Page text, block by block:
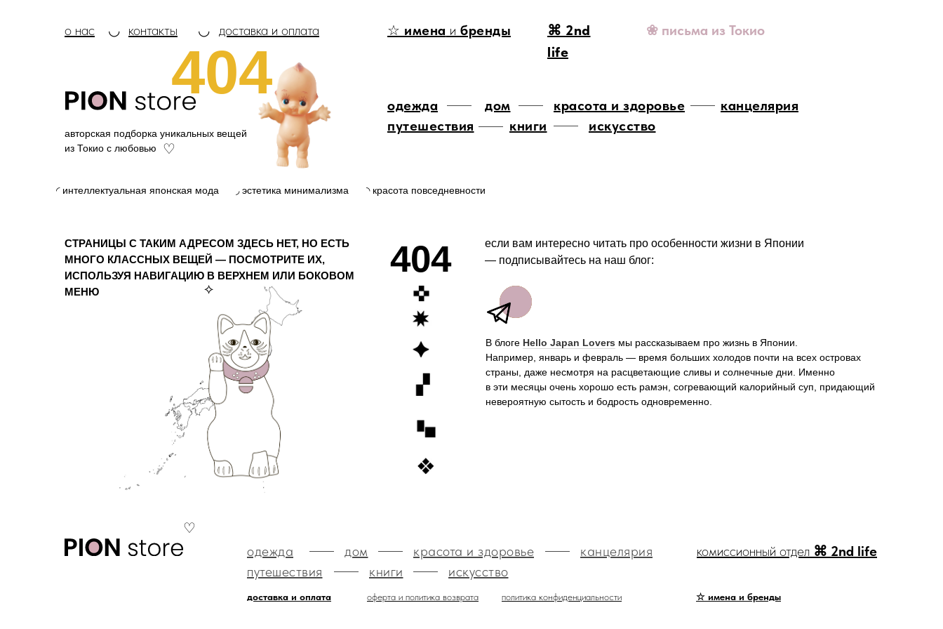
книги искусство
дом канцелярия
красота и здоровье
одежда
путешествия
авторская подборка уникальных вещей
из Токио с любовью
♡
◝ красота повседневности
◜ интеллектуальная японская мода ◞ эстетика минимализма
404
⌘ 2nd
life
☆ имена и бренды
доставка и оплата
◡ ◡
контакты
о нас ❀ письма из Токио
СТРАНИЦЫ С ТАКИМ АДРЕСОМ ЗДЕСЬ НЕТ, НО ЕСТЬ
МНОГО КЛАССНЫХ ВЕЩЕЙ — ПОСМОТРИТЕ ИХ,
ИСПОЛЬЗУЯ НАВИГАЦИЮ В ВЕРХНЕМ ИЛИ БОКОВОМ
МЕНЮ
⟡
В блоге Hello Japan Lovers мы рассказываем про жизнь в Японии.
Например, январь и февраль — время больших холодов почти на всех островах
страны, даже несмотря на расцветающие сливы и солнечные дни. Именно
в эти месяцы очень хорошо есть рамэн, согревающий калорийный суп, придающий
невероятную сытость и бодрость одновременно.
если вам интересно читать про особенности жизни в Японии
— подписывайтесь на наш блог:
404
♡
комиссионный отдел ⌘ 2nd life
доставка и оплата оферта и политика возврата политика конфиденциальности ☆ имена и бренды
одежда красота и здоровье канцелярия
дом
искусство
книги
путешествия